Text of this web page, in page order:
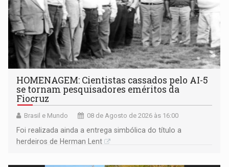
HOMENAGEM: Cientistas cassados pelo AI-5
se tornam pesquisadores eméritos da
Fiocruz
Brasil e Mundo 08 de Agosto de 2026 às 16:00
Foi realizada ainda a entrega simbólica do título a
herdeiros de Herman Lent